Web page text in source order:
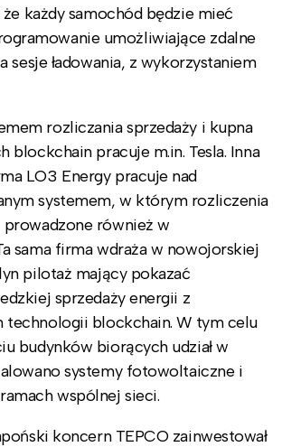
że każdy samochód będzie mieć
umożliwiające zdalne
sesje ładowania, z wykorzystaniem
rozliczania sprzedaży i kupna
blockchain pracuje m.in. Tesla. Inna
LO3 Energy pracuje nad
systemem, w którym rozliczenia
prowadzone również w
sama firma wdraża w nowojorskiej
pilotaż mający pokazać
sprzedaży energii z
technologii blockchain. W tym celu
budynków biorących udział w
systemy fotowoltaiczne i
wspólnej sieci.
koncern TEPCO zainwestował